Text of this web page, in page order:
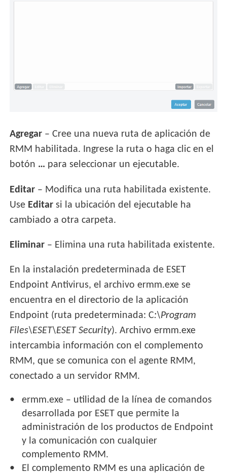
Agregar – Cree una nueva ruta de aplicación de
RMM habilitada. Ingrese la ruta o haga clic en el
botón … para seleccionar un ejecutable.
Editar – Modifica una ruta habilitada existente.
Use Editar si la ubicación del ejecutable ha
cambiado a otra carpeta.
Eliminar – Elimina una ruta habilitada existente.
En la instalación predeterminada de ESET
Endpoint Antivirus, el archivo ermm.exe se
encuentra en el directorio de la aplicación
Endpoint (ruta predeterminada: C:\Program
Files\ESET\ESET Security). Archivo ermm.exe
intercambia información con el complemento
RMM, que se comunica con el agente RMM,
conectado a un servidor RMM.
ermm.exe – utilidad de la línea de comandos
desarrollada por ESET que permite la
administración de los productos de Endpoint
y la comunicación con cualquier
complemento RMM.
El complemento RMM es una aplicación de